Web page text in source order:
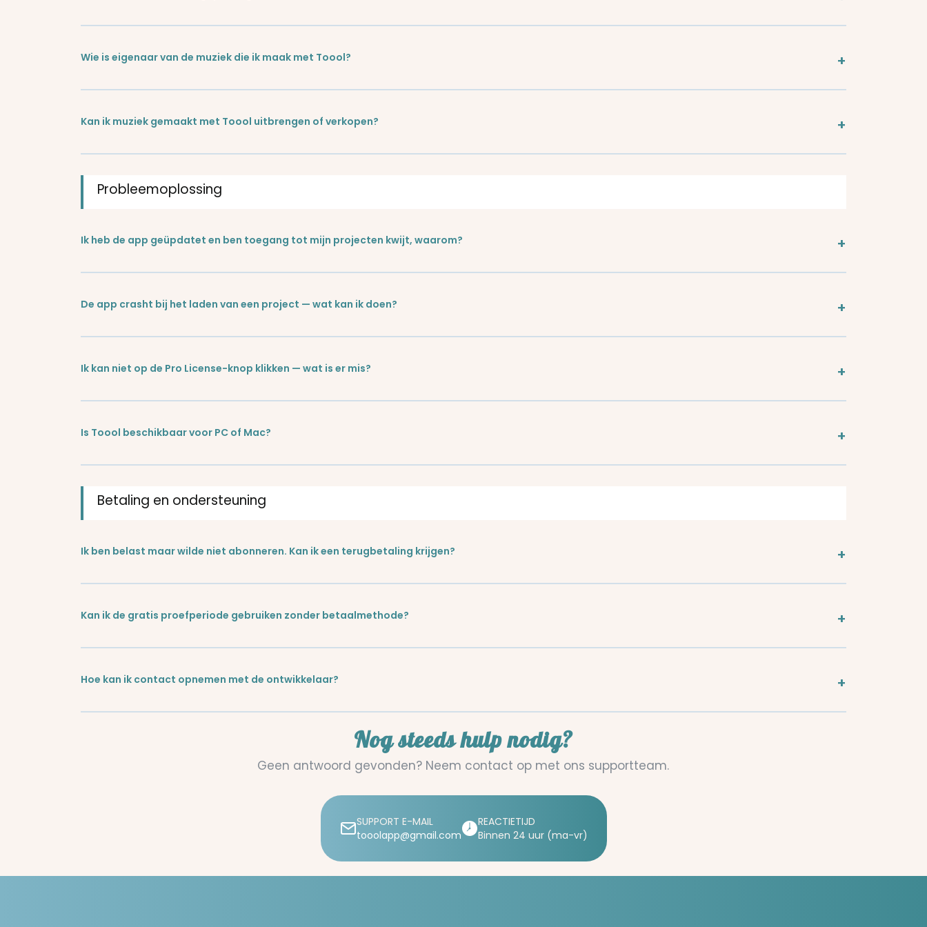
Wie is eigenaar van de muziek die ik maak met Toool?
Kan ik muziek gemaakt met Toool uitbrengen of verkopen?
Probleemoplossing
Ik heb de app geüpdatet en ben toegang tot mijn projecten kwijt, waarom?
De app crasht bij het laden van een project — wat kan ik doen?
Ik kan niet op de Pro License-knop klikken — wat is er mis?
Is Toool beschikbaar voor PC of Mac?
Betaling en ondersteuning
Ik ben belast maar wilde niet abonneren. Kan ik een terugbetaling krijgen?
Kan ik de gratis proefperiode gebruiken zonder betaalmethode?
Hoe kan ik contact opnemen met de ontwikkelaar?
Nog steeds hulp nodig?
Geen antwoord gevonden? Neem contact op met ons supportteam.
SUPPORT E-MAIL
tooolapp@gmail.com
REACTIETIJD
Binnen 24 uur (ma-vr)